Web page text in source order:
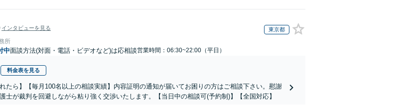
インタビューを見る 東京都
所
中面談方法(対面・電話・ビデオなど)は応相談営業時間：06:30~22:00（平日）
料金表を見る
たら】【毎月100名以上の相談実績】内容証明の通知が届いてお困りの方はご相談下さい。慰謝
士が裁判を回避しながら粘り強く交渉いたします。【当日中の相談可(予約制)】【全国対応】